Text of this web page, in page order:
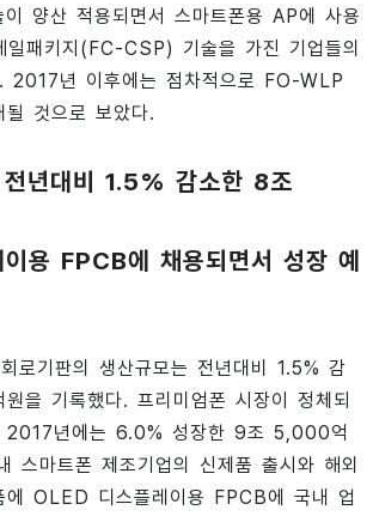
양산 적용되면서 스마트폰용 AP에 사용
일패키지(FC-CSP) 기술을 가진 기업들의
2017년 이후에는 점차적으로 FO-WLP
될 것으로 보았다.
년대비 1.5% 감소한 8조
용 FPCB에 채용되면서 성장 예
로기판의 생산규모는 전년대비 1.5% 감
을 기록했다. 프리미엄폰 시장이 정체되
2017년에는 6.0% 성장한 9조 5,000억
스마트폰 제조기업의 신제품 출시와 해외
에 OLED 디스플레이용 FPCB에 국내 업